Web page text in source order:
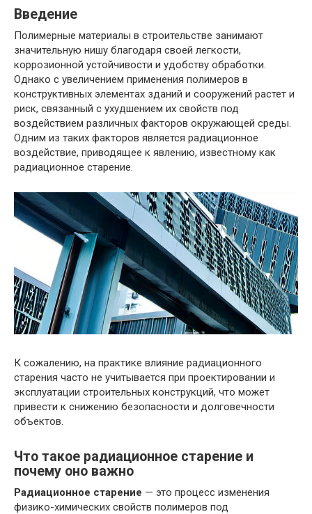
Введение
Полимерные материалы в строительстве занимают
значительную нишу благодаря своей легкости,
коррозионной устойчивости и удобству обработки.
Однако с увеличением применения полимеров в
конструктивных элементах зданий и сооружений растет и
риск, связанный с ухудшением их свойств под
воздействием различных факторов окружающей среды.
Одним из таких факторов является радиационное
воздействие, приводящее к явлению, известному как
радиационное старение.
К сожалению, на практике влияние радиационного
старения часто не учитывается при проектировании и
эксплуатации строительных конструкций, что может
привести к снижению безопасности и долговечности
объектов.
Что такое радиационное старение и
почему оно важно
Радиационное старение — это процесс изменения
физико-химических свойств полимеров под